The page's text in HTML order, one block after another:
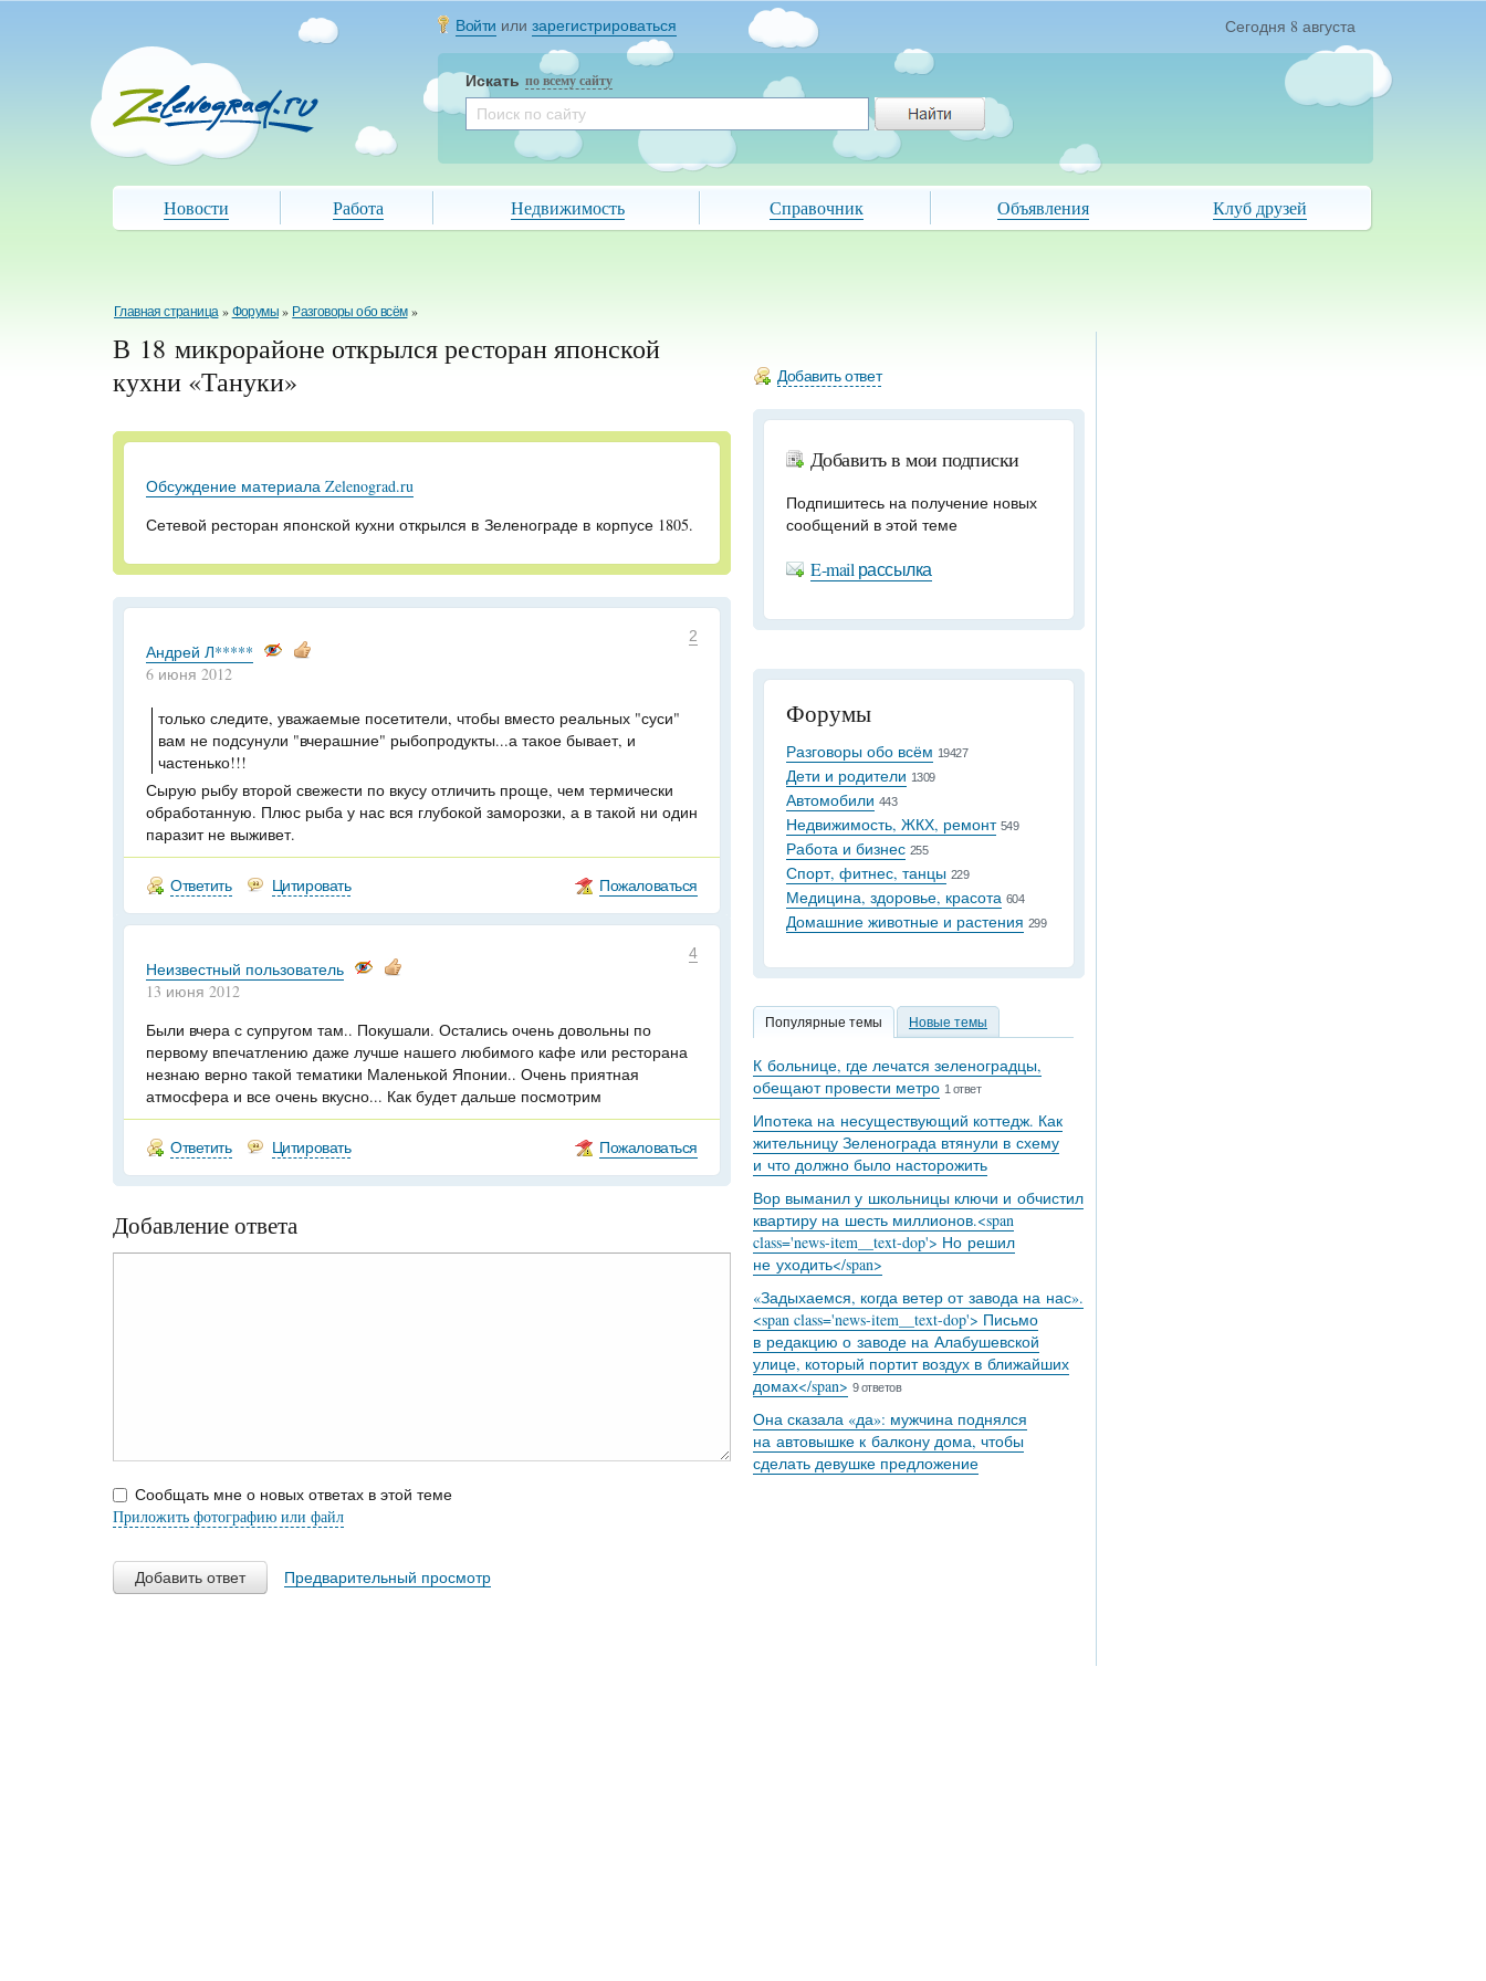
Войти или зарегистрироваться Сегодня 8 августа
Искать по всему сайту
Новости Работа Недвижимость Справочник Объявления Клуб друзей
Главная страница »Форумы» Разговоры обо всём »
В 18 микрорайоне открылся ресторан японской
кухни «Тануки»
Обсуждение материала Zelenograd.ru
Сетевой ресторан японской кухни открылся в Зеленограде в корпусе 1805.
2
Андрей Л*****
6 июня 2012
только следите, уважаемые посетители, чтобы вместо реальных "суси"
вам не подсунули "вчерашние" рыбопродукты...а такое бывает, и
частенько!!!
Сырую рыбу второй свежести по вкусу отличить проще, чем термически
обработанную. Плюс рыба у нас вся глубокой заморозки, а в такой ни один
паразит не выживет.
Ответить Цитировать Пожаловаться
4
Неизвестный пользователь
13 июня 2012
Были вчера с супругом там.. Покушали. Остались очень довольны по
первому впечатлению даже лучше нашего любимого кафе или ресторана
незнаю верно такой тематики Маленькой Японии.. Очень приятная
атмосфера и все очень вкусно... Как будет дальше посмотрим
Ответить Цитировать Пожаловаться
Добавление ответа
Сообщать мне о новых ответах в этой теме
Приложить фотографию или файл
Добавить ответ Предварительный просмотр
Добавить ответ
Добавить в мои подписки
Подпишитесь на получение новых
сообщений в этой теме
E-mail рассылка
Форумы
Разговоры обо всём 19427
Дети и родители 1309
Автомобили 443
Недвижимость, ЖКХ, ремонт 549
Работа и бизнес 255
Спорт, фитнес, танцы 229
Медицина, здоровье, красота 604
Домашние животные и растения 299
Популярные темы Новые темы
К больнице, где лечатся зеленоградцы,
обещают провести метро 1 ответ
Ипотека на несуществующий коттедж. Как
жительницу Зеленограда втянули в схему
и что должно было насторожить
Вор выманил у школьницы ключи и обчистил
квартиру на шесть миллионов.<span
class='news-item__text-dop'> Но решил
не уходить</span>
«Задыхаемся, когда ветер от завода на нас».
<span class='news-item__text-dop'> Письмо
в редакцию о заводе на Алабушевской
улице, который портит воздух в ближайших
домах</span> 9 ответов
Она сказала «да»: мужчина поднялся
на автовышке к балкону дома, чтобы
сделать девушке предложение